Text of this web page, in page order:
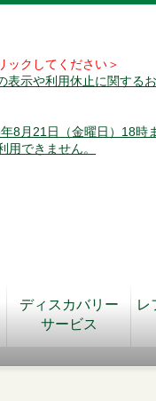
クしてください＞
表示や利用休止に関する
8月21日（金曜日）18時
できません。
ディスカバリー
サービス
レ